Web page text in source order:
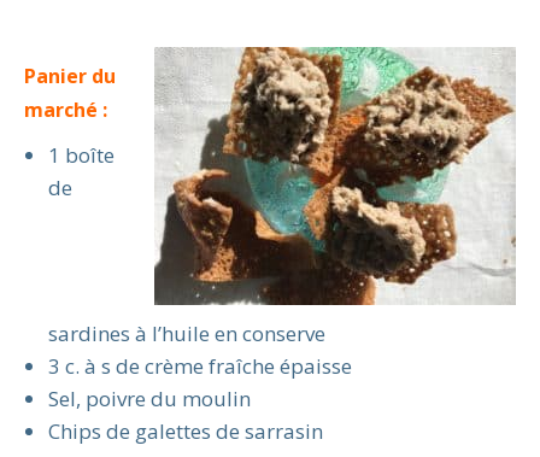
Panier du
marché :
1 boîte
de
sardines à l’huile en conserve
3 c. à s de crème fraîche épaisse
Sel, poivre du moulin
Chips de galettes de sarrasin